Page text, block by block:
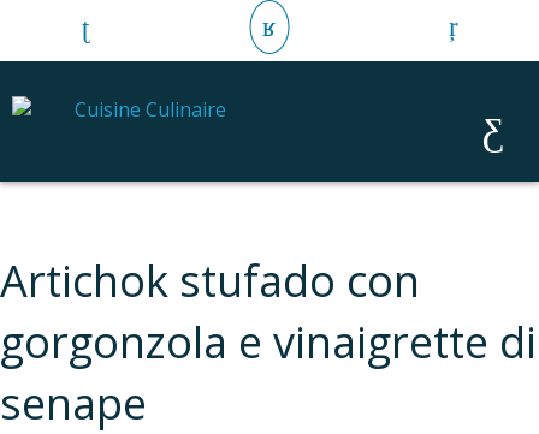
Artichok stufado con
gorgonzola e vinaigrette di
senape